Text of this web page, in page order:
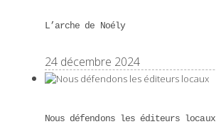
L’arche de Noély
24 décembre 2024
Nous défendons les éditeurs locaux